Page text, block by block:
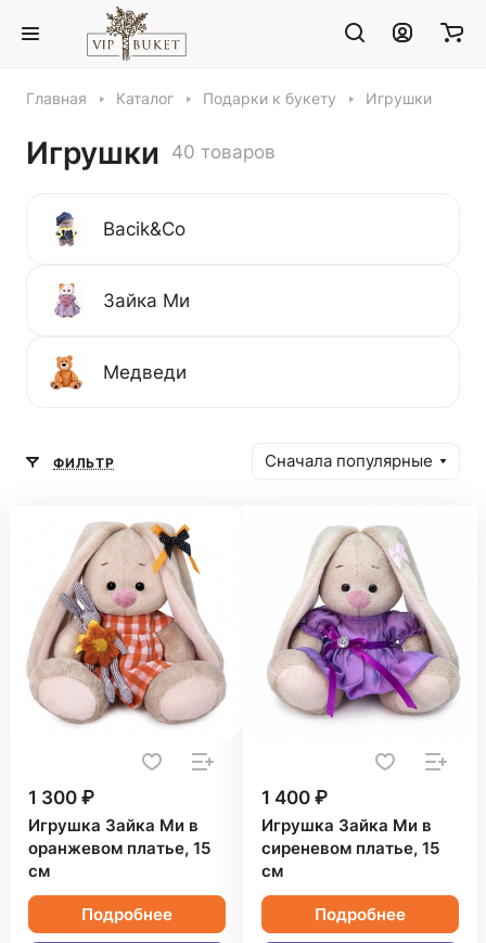
Главная Каталог Подарки к букету Игрушки
Игрушки 40 товаров
Bacik&Co
Зайка Ми
Медведи
ФИЛЬТР Сначала популярные
1 300 ₽
Игрушка Зайка Ми в
оранжевом платье, 15
см
Подробнее
1 400 ₽
Игрушка Зайка Ми в
сиреневом платье, 15
см
Подробнее